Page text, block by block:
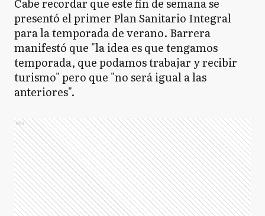
Cabe recordar que este fin de semana se
presentó el primer Plan Sanitario Integral
para la temporada de verano. Barrera
manifestó que "la idea es que tengamos
temporada, que podamos trabajar y recibir
turismo" pero que "no será igual a las
anteriores".
Ads